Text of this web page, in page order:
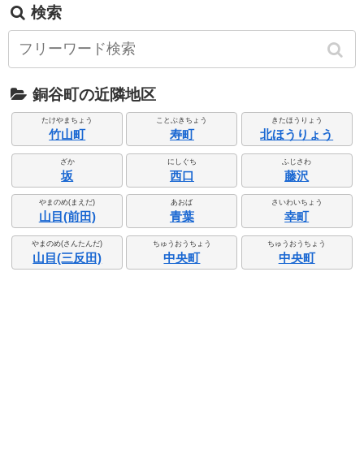
検索
銅谷町の近隣地区
たけやまちょう
竹山町
ことぶきちょう
寿町
きたほうりょう
北ほうりょう
ざか
坂
にしぐち
西口
ふじさわ
藤沢
やまのめ(まえだ)
山目(前田)
あおば
青葉
さいわいちょう
幸町
やまのめ(さんたんだ)
山目(三反田)
ちゅうおうちょう
中央町
ちゅうおうちょう
中央町